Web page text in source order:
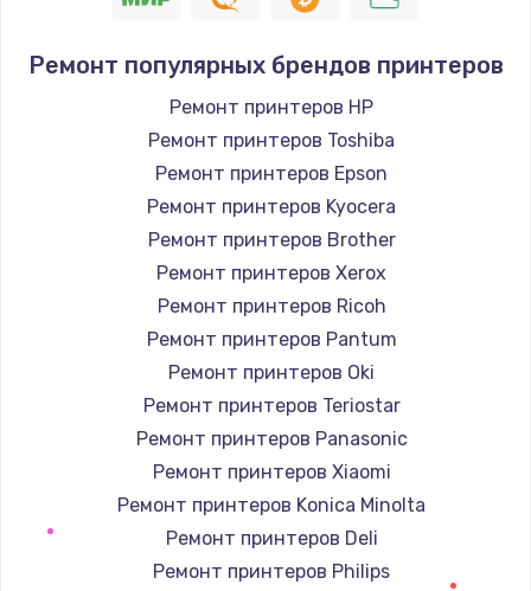
Замена матричного блока
Заказать
Комплексная чистка
600 руб.
Заказать
Замена лампы подсветки
1000 руб.
Заказать
Ремонт блока управления
2000 руб.
Заказать
Прошивка
1220 руб.
Ремонт популярных брендов принтеров
Ремонт принтеров HP
Ремонт принтеров Toshiba
Ремонт принтеров Epson
Ремонт принтеров Kyocera
Ремонт принтеров Brother
Ремонт принтеров Xerox
Ремонт принтеров Ricoh
Ремонт принтеров Pantum
Ремонт принтеров Oki
Ремонт принтеров Teriostar
Ремонт принтеров Panasonic
Ремонт принтеров Xiaomi
Ремонт принтеров Konica Minolta
Ремонт принтеров Deli
Ремонт принтеров Philips